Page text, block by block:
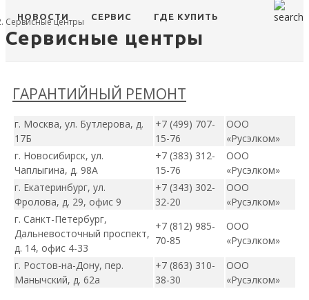
НОВОСТИ СЕРВИС ГДЕ КУПИТЬ
Сервисные центры
Сервисные центры
ГАРАНТИЙНЫЙ РЕМОНТ
г. Москва, ул. Бутлерова, д.
17Б
+7 (499) 707-
15-76
ООО
«Русэлком»
г. Новосибирск, ул.
Чаплыгина, д. 98А
+7 (383) 312-
15-76
ООО
«Русэлком»
г. Екатеринбург, ул.
Фролова, д. 29, офис 9
+7 (343) 302-
32-20
ООО
«Русэлком»
г. Санкт-Петербург,
Дальневосточный проспект,
д. 14, офис 4-33
+7 (812) 985-
70-85
ООО
«Русэлком»
г. Ростов-на-Дону, пер.
Манычский, д. 62а
+7 (863) 310-
38-30
ООО
«Русэлком»